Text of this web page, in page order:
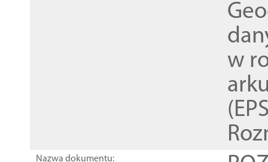
w
Nazwa dokumentu: